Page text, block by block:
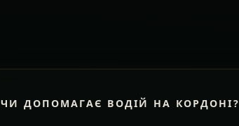
ЧИ ДОПОМАГАЄ ВОДІЙ НА КОРДОНІ?